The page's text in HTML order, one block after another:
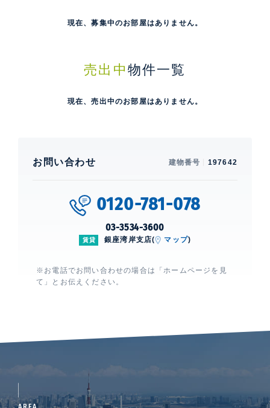
現在、募集中のお部屋はありません。
売出中 物件一覧
現在、売出中のお部屋はありません。
お問い合わせ 建物番号 197642
0120-781-078
03-3534-3600
賃貸 銀座湾岸支店( マップ)
※お電話でお問い合わせの場合は「ホームページを見
て」とお伝えください。